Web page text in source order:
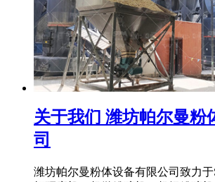
关于我们 潍坊帕尔曼粉
司
潍坊帕尔曼粉体设备有限公司致力